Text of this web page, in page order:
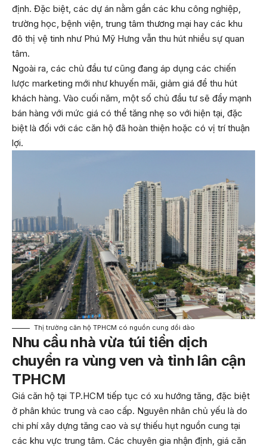
định. Đặc biệt, các dự án nằm gần các khu công nghiệp,
trường học, bệnh viện, trung tâm thương mại hay các khu
đô thị vệ tinh như Phú Mỹ Hưng vẫn thu hút nhiều sự quan
tâm.
Ngoài ra, các chủ đầu tư cũng đang áp dụng các chiến
lược marketing mới như khuyến mãi, giảm giá để thu hút
khách hàng. Vào cuối năm, một số chủ đầu tư sẽ đẩy mạnh
bán hàng với mức giá có thể tăng nhẹ so với hiện tại, đặc
biệt là đối với các căn hộ đã hoàn thiện hoặc có vị trí thuận
lợi.
Thị trường căn hộ TPHCM có nguồn cung dồi dào
Nhu cầu nhà vừa túi tiền dịch
chuyển ra vùng ven và tỉnh lân cận
TPHCM
Giá căn hộ tại TP.HCM tiếp tục có xu hướng tăng, đặc biệt
ở phân khúc trung và cao cấp. Nguyên nhân chủ yếu là do
chi phí xây dựng tăng cao và sự thiếu hụt nguồn cung tại
các khu vực trung tâm. Các chuyên gia nhận định, giá căn